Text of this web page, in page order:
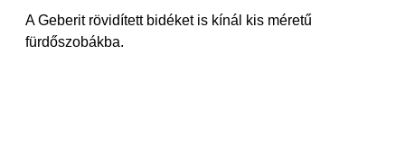
A Geberit rövidített bidéket is kínál kis méretű
fürdőszobákba.